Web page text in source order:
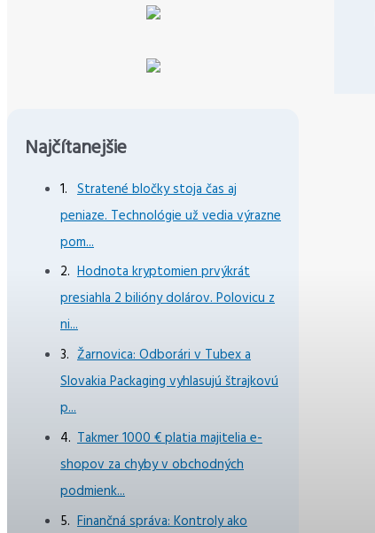
Najčítanejšie
Stratené bločky stoja čas aj
peniaze. Technológie už vedia výrazne
pom...
Hodnota kryptomien prvýkrát
presiahla 2 bilióny dolárov. Polovicu z
ni...
Žarnovica: Odborári v Tubex a
Slovakia Packaging vyhlasujú štrajkovú
p...
Takmer 1000 € platia majitelia e-
shopov za chyby v obchodných
podmienk...
Finančná správa: Kontroly ako